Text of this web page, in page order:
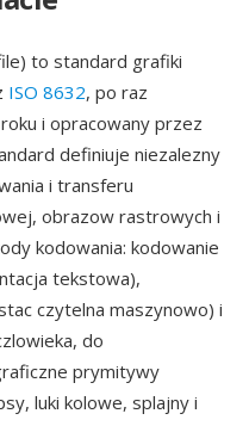
to standard grafiki
ISO 8632, po raz
i opracowany przez
definiuje niezalezny
i transferu
obrazow rastrowych i
kodowania: kodowanie
tekstowa),
czytelna maszynowo) i
do
prymitywy
luki kolowe, splajny i